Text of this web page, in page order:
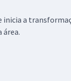
inicia a
área.